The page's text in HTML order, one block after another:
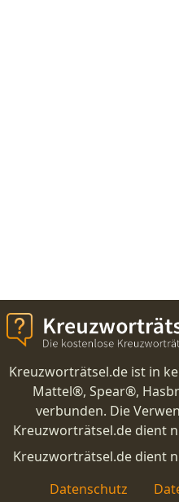
Kreuzworträtsel.de ist in
Mattel®, Spear®,
verbunden. Die
Kreuzworträtsel.de dient
Kreuzworträtsel.de dient
Datenschutz